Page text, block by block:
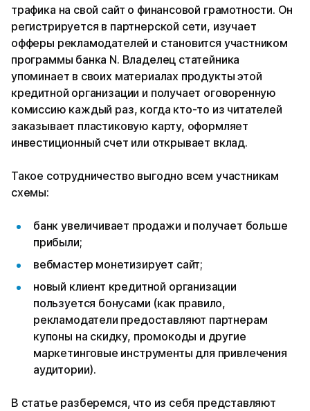
трафика на свой сайт о финансовой грамотности. Он
регистрируется в партнерской сети, изучает
офферы рекламодателей и становится участником
программы банка N. Владелец статейника
упоминает в своих материалах продукты этой
кредитной организации и получает оговоренную
комиссию каждый раз, когда кто-то из читателей
заказывает пластиковую карту, оформляет
инвестиционный счет или открывает вклад.
Такое сотрудничество выгодно всем участникам
схемы:
банк увеличивает продажи и получает больше
прибыли;
вебмастер монетизирует сайт;
новый клиент кредитной организации
пользуется бонусами (как правило,
рекламодатели предоставляют партнерам
купоны на скидку, промокоды и другие
маркетинговые инструменты для привлечения
аудитории).
В статье разберемся, что из себя представляют